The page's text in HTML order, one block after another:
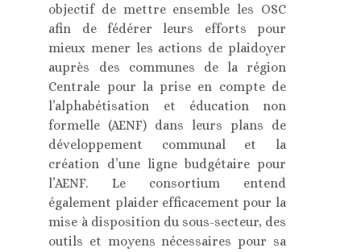
objectif de mettre ensemble les OSC
afin de fédérer leurs efforts pour
mieux mener les actions de plaidoyer
auprès des communes de la région
Centrale pour la prise en compte de
l’alphabétisation et éducation non
formelle (AENF) dans leurs plans de
développement communal et la
création d’une ligne budgétaire pour
l’AENF. Le consortium entend
également plaider efficacement pour la
mise à disposition du sous-secteur, des
outils et moyens nécessaires pour sa